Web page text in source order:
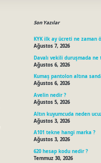
Son Yazılar
KYK ilk ay ücreti ne zaman
Ağustos 7, 2026
Davalı vekili duruşmada
Ağustos 6, 2026
Kumaş pantolon altına
Ağustos 6, 2026
Avelin nedir ?
Ağustos 5, 2026
Altın kuyumcuda neden
Ağustos 3, 2026
A101 tekne hangi marka ?
Ağustos 3, 2026
620 hesap kodu nedir ?
Temmuz 30, 2026